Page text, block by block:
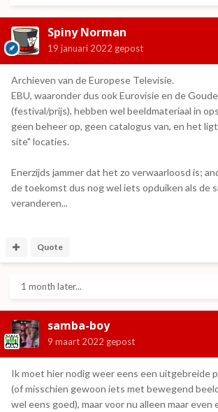
Spiny Norman
19 januari 2022 gepost
Archieven van de Europese Televisie.
EBU, waaronder dus ook Eurovisie en de
(festival/prijs), hebben wel beeldmateriaal in
geen beheer op, geen catalogus van, en het
site" locaties.
Enerzijds jammer dat het zo verwaarloosd is;
de toekomst dus nog wel iets opduiken als de
veranderen...
Quote
1 month later...
samba-boy
9 maart 2022 gepost
Ik moet hier nodig weer eens een uitgebreide
(of misschien gewoon iets met bewegend
wel eens goed), maar voor nu alleen maar even